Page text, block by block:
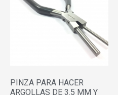
PINZA PARA HACER
ARGOLLAS DE 3.5 MM Y